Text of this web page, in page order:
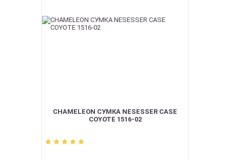
CHAMELEON СУМКА NESESSER CASE
COYOTE 1516-02